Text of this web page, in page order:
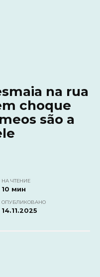
na rua
choque
são a
НА ЧТЕНИЕ
10 мин
ОПУБЛИКОВАНО
14.11.2025